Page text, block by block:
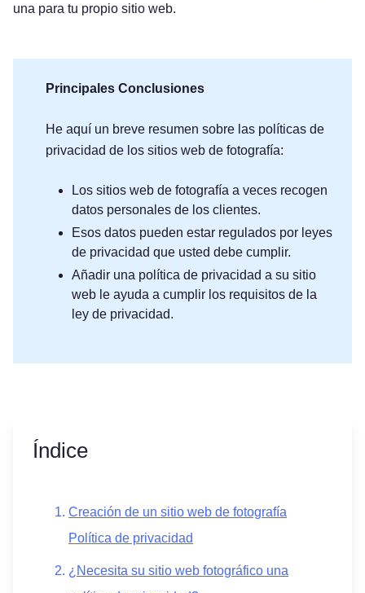
una para tu propio sitio web.
Principales Conclusiones
He aquí un breve resumen sobre las políticas de
privacidad de los sitios web de fotografía:
Los sitios web de fotografía a veces recogen
datos personales de los clientes.
Esos datos pueden estar regulados por leyes
de privacidad que usted debe cumplir.
Añadir una política de privacidad a su sitio
web le ayuda a cumplir los requisitos de la
ley de privacidad.
Índice
Creación de un sitio web de fotografía
Política de privacidad
¿Necesita su sitio web fotográfico una